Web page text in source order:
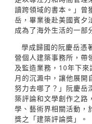
讀跨領域的書本。」曾
岳，畢業後赴美國賓夕
成為了海外生活的一部
學成歸國的阮慶岳憑
營個人建築事務所，帶
及監造業務，10年下
月的沉澱中，讓他展開
努力去哪了？」阮慶岳
築評論和文學創作之路
學、藝術界相關活動，
獎之「建築評論獎」。